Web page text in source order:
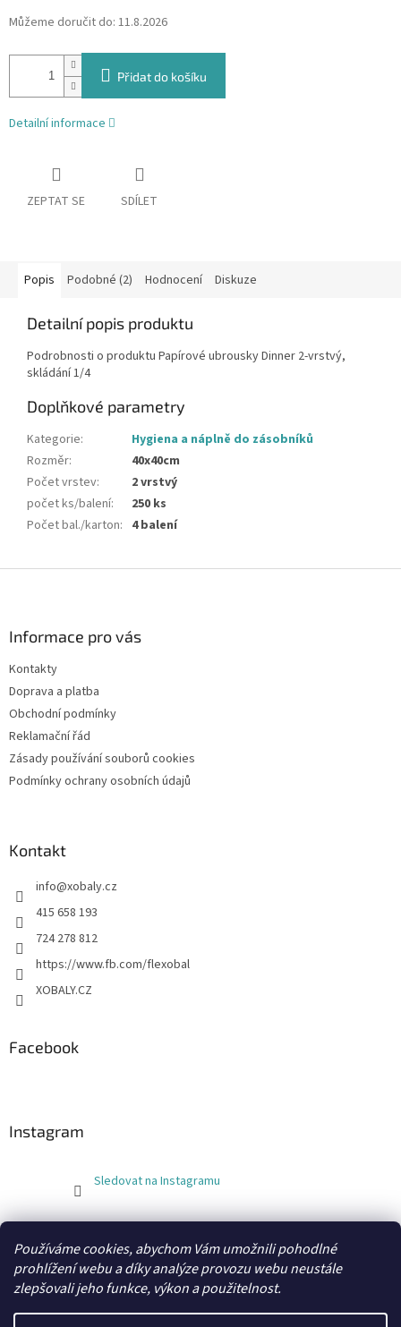
Používáme cookies, abychom Vám umožnili pohodlné
prohlížení webu a díky analýze provozu webu neustále
zlepšovali jeho funkce, výkon a použitelnost.
Můžeme doručit do: 11.8.2026
Přidat do košíku
Detailní informace
ZEPTAT SE SDÍLET
Popis Podobné (2) Hodnocení Diskuze
Detailní popis produktu
Podrobnosti o produktu Papírové ubrousky Dinner 2-vrstvý,
skládání 1/4
Doplňkové parametry
Kategorie:
Hygiena a náplně do zásobníků
Rozměr:
40x40cm
Počet vrstev:
2 vrstvý
počet ks/balení:
250 ks
Počet bal./karton: 4 balení
Informace pro vás
Kontakty
Doprava a platba
Obchodní podmínky
Reklamační řád
Zásady používání souborů cookies
Podmínky ochrany osobních údajů
Kontakt
info@xobaly.cz
415 658 193
724 278 812
https://www.fb.com/flexobal
XOBALY.CZ
Facebook
Instagram
Sledovat na Instagramu